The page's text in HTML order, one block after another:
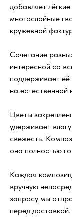
добавляет
многослойные
кружевной
Сочетание
интересной со
поддерживает
на естественной
Цветы
удерживает
свежесть.
она полностью
Каждая
вручную
запросу мы
перед доставкой.